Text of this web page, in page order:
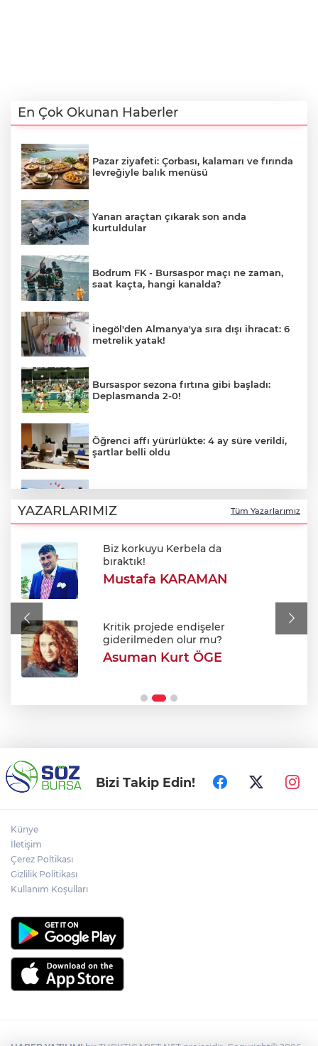
En Çok Okunan Haberler
Pazar ziyafeti: Çorbası, kalamarı ve fırında
levreğiyle balık menüsü
Yanan araçtan çıkarak son anda
kurtuldular
Bodrum FK - Bursaspor maçı ne zaman,
saat kaçta, hangi kanalda?
İnegöl'den Almanya'ya sıra dışı ihracat: 6
metrelik yatak!
Bursaspor sezona fırtına gibi başladı:
Deplasmanda 2-0!
Öğrenci affı yürürlükte: 4 ay süre verildi,
şartlar belli oldu
At yarışları düzenlendi!
Haftaya yağmurla başlıyoruz: Bursa'da
sıcaklıklar düşecek mi?
Cezaevindeki Ömer Günel'den şok iddia:
YAZARLARIMIZ Tüm Yazarlarımız
Biz korkuyu Kerbela da
bıraktık!
Mustafa KARAMAN
Kritik projede endişeler
giderilmeden olur mu?
Asuman Kurt ÖGE
Bizi Takip Edin!
Künye
İletişim
Çerez Poltikası
Gizlilik Politikası
Kullanım Koşulları